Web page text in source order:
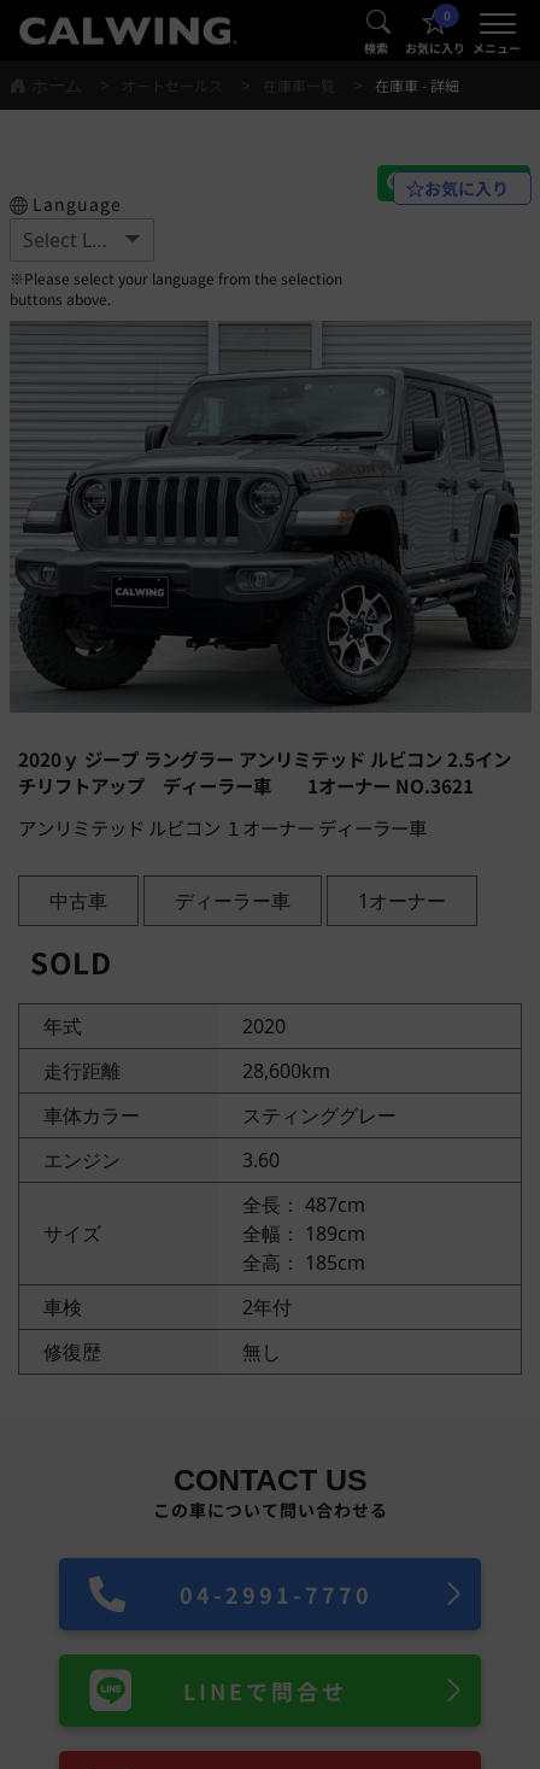
® 検索
0
お気に入り メニュー
®
在庫車 - 詳細
Language
※Please select your language from the selection
buttons above.
お気に入り
2020ｙ ジープ ラングラー アンリミテッド ルビコン 2.5イン
チリフトアップ ディーラー車 1オーナー NO.3621
アンリミテッド ルビコン １オーナー ディーラー車
中古車 ディーラー車 1オーナー
SOLD
年式
2020
走行距離
28,600km
車体カラー
スティンググレー
エンジン
3.60
サイズ
全長： 487cm
全幅： 189cm
全高： 185cm
車検
2年付
修復歴
無し
CONTACT US
この車について問い合わせる
04-2991-7770
LINEで問合せ